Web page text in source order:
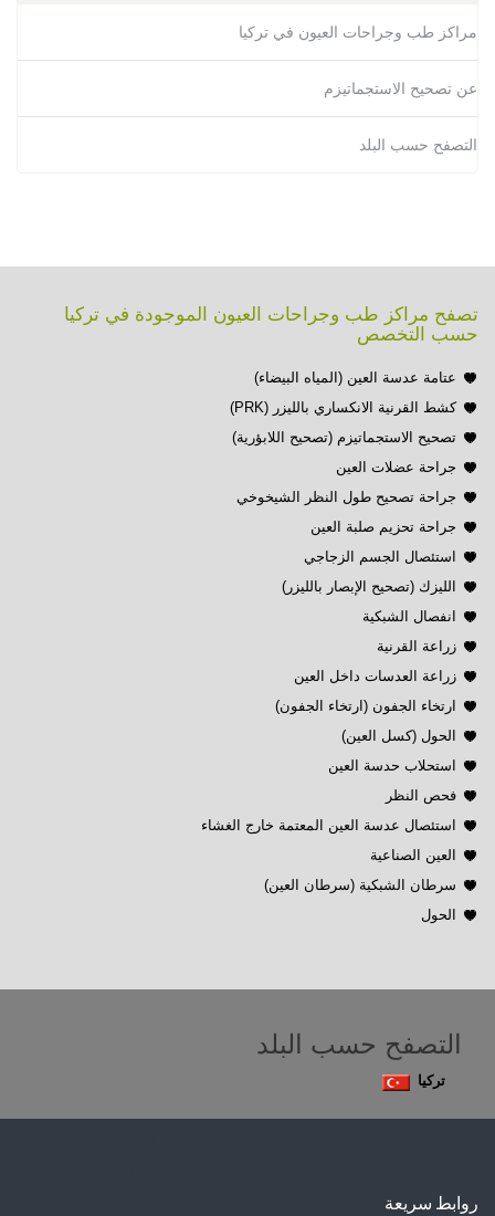
مراكز طب وجراحات العيون في تركيا
عن تصحيح الاستجماتيزم
التصفح حسب البلد
تصفح مراكز طب وجراحات العيون الموجودة في تركيا
حسب التخصص
عتامة عدسة العين (المياه البيضاء)
كشط القرنية الانكساري بالليزر (PRK)
تصحيح الاستجماتيزم (تصحيح اللابؤرية)
جراحة عضلات العين
جراحة تصحيح طول النظر الشيخوخي
جراحة تحزيم صلبة العين
استئصال الجسم الزجاجي
الليزك (تصحيح الإبصار بالليزر)
انفصال الشبكية
زراعة القرنية
زراعة العدسات داخل العين
ارتخاء الجفون (ارتخاء الجفون)
الحول (كسل العين)
استحلاب حدسة العين
فحص النظر
استئصال عدسة العين المعتمة خارج الغشاء
العين الصناعية
سرطان الشبكية (سرطان العين)
الحول
التصفح حسب البلد
تركيا
روابط سريعة